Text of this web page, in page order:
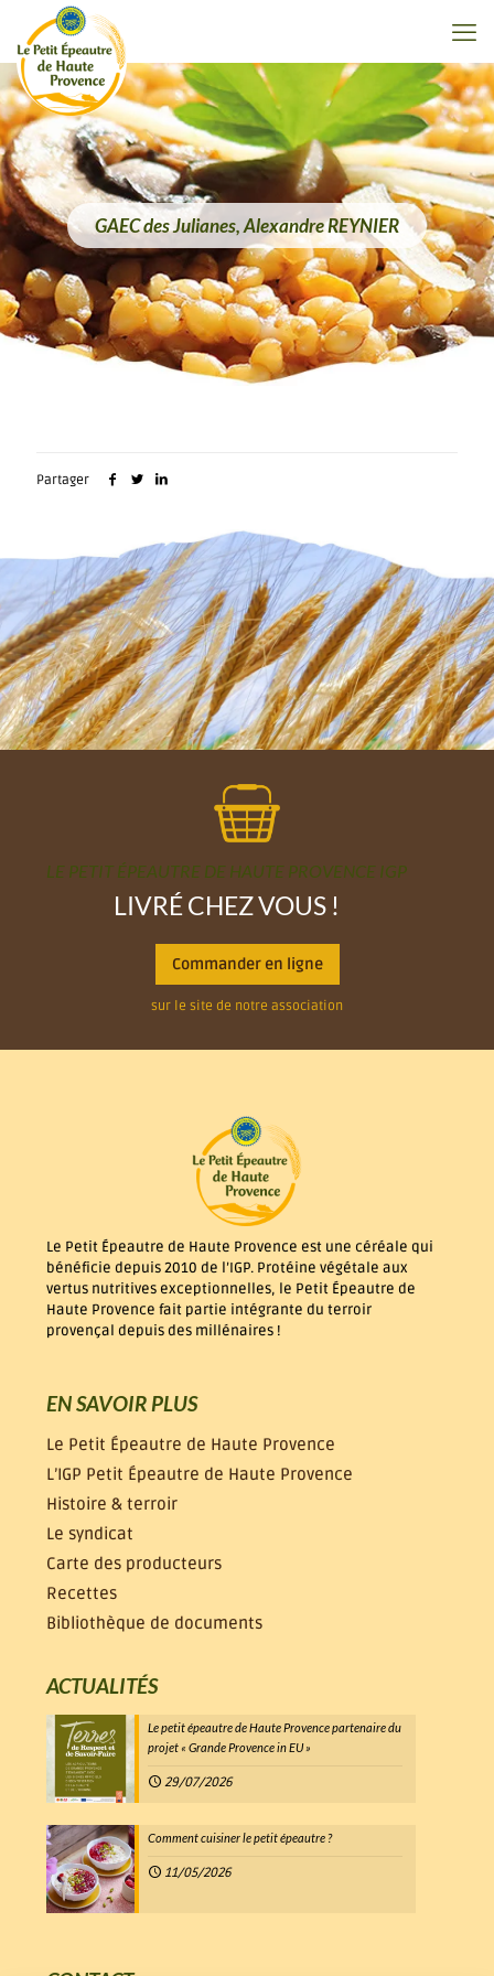
GAEC des Julianes, Alexandre REYNIER
Partager
LE PETIT ÉPEAUTRE DE HAUTE PROVENCE IGP
LIVRÉ CHEZ VOUS !
Commander en ligne
sur le site de notre association
Le Petit Épeautre de Haute Provence est une céréale qui
bénéficie depuis 2010 de l’IGP. Protéine végétale aux
vertus nutritives exceptionnelles, le Petit Épeautre de
Haute Provence fait partie intégrante du terroir
provençal depuis des millénaires !
EN SAVOIR PLUS
Le Petit Épeautre de Haute Provence
L’IGP Petit Épeautre de Haute Provence
Histoire & terroir
Le syndicat
Carte des producteurs
Recettes
Bibliothèque de documents
ACTUALITÉS
Le petit épeautre de Haute Provence partenaire du
projet « Grande Provence in EU »
29/07/2026
Comment cuisiner le petit épeautre ?
11/05/2026